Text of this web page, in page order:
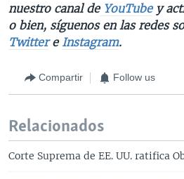
nuestro canal deYouTubey
o bien, síguenos en las redes
Twittere Instagram.
Compartir Follow us
Relacionados
Corte Suprema de EE. UU. ratifica